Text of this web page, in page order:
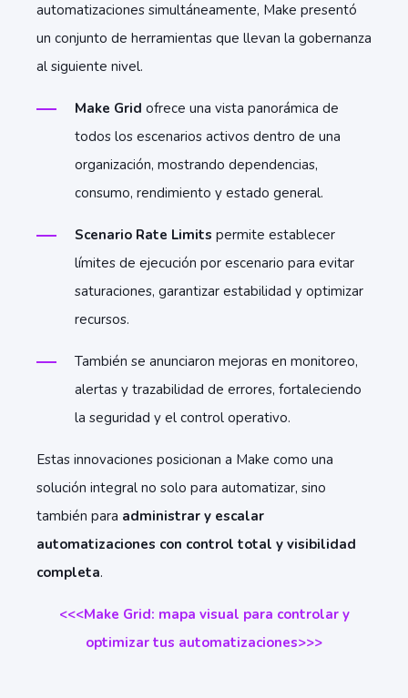
automatizaciones simultáneamente, Make presentó
un conjunto de herramientas que llevan la gobernanza
al siguiente nivel.
Make Grid ofrece una vista panorámica de
todos los escenarios activos dentro de una
organización, mostrando dependencias,
consumo, rendimiento y estado general.
Scenario Rate Limits permite establecer
límites de ejecución por escenario para evitar
saturaciones, garantizar estabilidad y optimizar
recursos.
También se anunciaron mejoras en monitoreo,
alertas y trazabilidad de errores, fortaleciendo
la seguridad y el control operativo.
Estas innovaciones posicionan a Make como una
solución integral no solo para automatizar, sino
también para administrar y escalar
automatizaciones con control total y visibilidad
completa.
<<<Make Grid: mapa visual para controlar y
optimizar tus automatizaciones>>>